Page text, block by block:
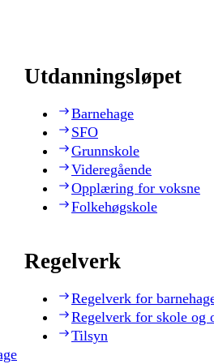
Utdanningsløpet
Barnehage
SFO
Grunnskole
Videregående
Opplæring for voksne
Folkehøgskole
Regelverk
Regelverk for
Regelverk for skole og
Tilsyn